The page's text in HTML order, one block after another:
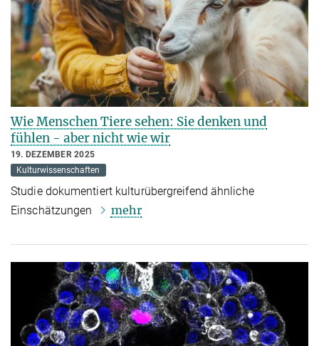
Wie Menschen Tiere sehen: Sie denken und
fühlen - aber nicht wie wir
19. DEZEMBER 2025
Kulturwissenschaften
Studie dokumentiert kulturübergreifend ähnliche
Einschätzungen
mehr